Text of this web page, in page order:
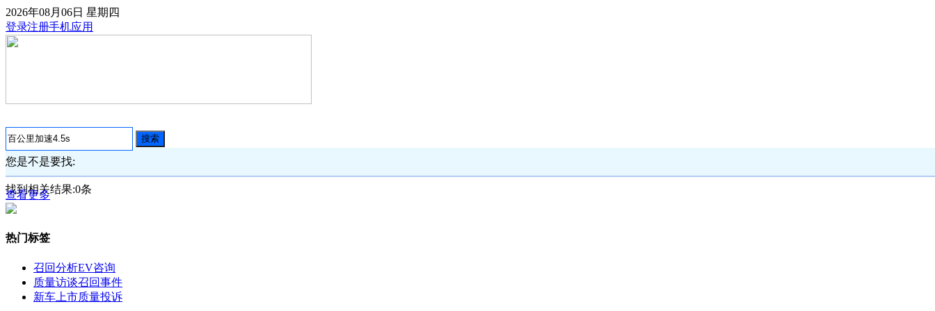
2026年08月06日 星期四
登录注册手机应用
搜索
您是不是要找:
找到相关结果:0条
查看更多
热门标签
召回分析EV咨询
质量访谈召回事件
新车上市质量投诉